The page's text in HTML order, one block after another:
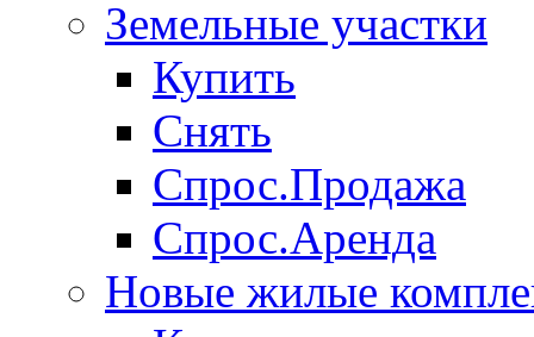
Земельные участки
Купить
Снять
Спрос.Продажа
Спрос.Аренда
Новые жилые